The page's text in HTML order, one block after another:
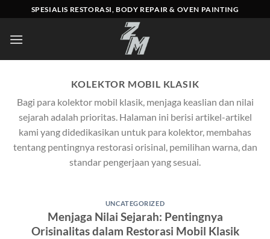
to
content
SPESIALIS RESTORASI, BODY REPAIR & OVEN PAINTING
KOLEKTOR MOBIL KLASIK
Bagi para kolektor mobil klasik, menjaga keaslian dan nilai
sejarah adalah prioritas. Halaman ini berisi artikel-artikel
kami yang didedikasikan untuk para kolektor, membahas
tentang pentingnya restorasi orisinal, pemilihan warna, dan
standar pengerjaan yang sesuai.
UNCATEGORIZED
Menjaga Nilai Sejarah: Pentingnya
Orisinalitas dalam Restorasi Mobil Klasik